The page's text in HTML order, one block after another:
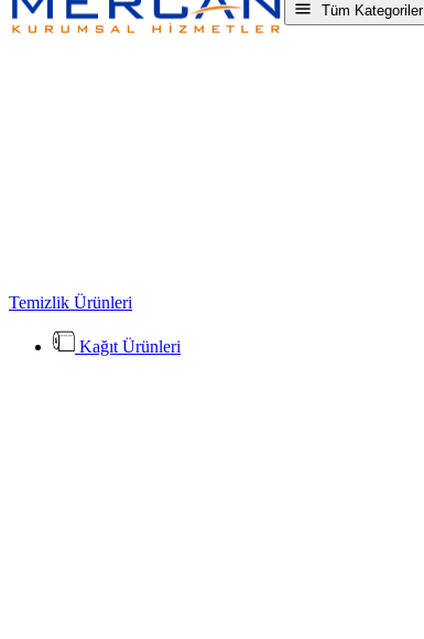
Tüm Kategoriler
Temizlik Ürünleri
Kağıt Ürünleri